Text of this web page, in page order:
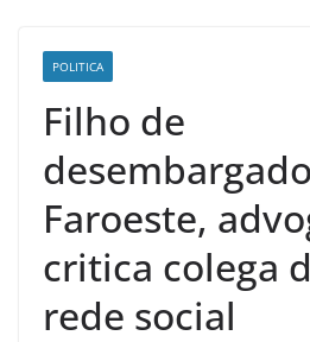
POLITICA
Filho de
Faroeste,
critica colega
rede social